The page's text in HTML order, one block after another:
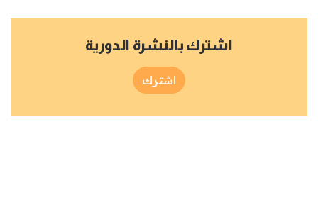
اشترك بالنشرة الدورية
اشترك